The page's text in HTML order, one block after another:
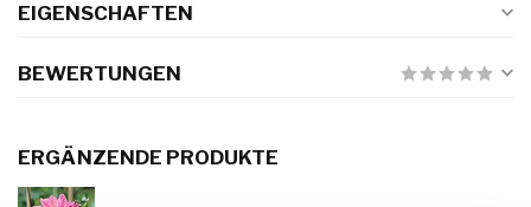
EIGENSCHAFTEN
BEWERTUNGEN
ERGÄNZENDE PRODUKTE